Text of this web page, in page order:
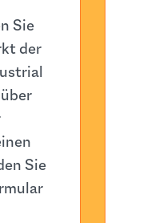
Sie
der
Sie